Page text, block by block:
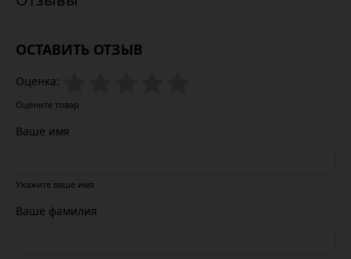
ОСТАВИТЬ ОТЗЫВ
Оценка:
Оцените товар
Ваше имя
Укажите ваше имя
Ваше фамилия